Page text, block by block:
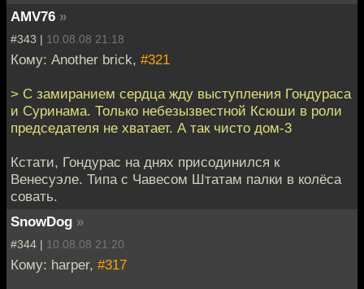
AMV76 »
#343 | 10.08.08 21:18
Кому: Another brick, #321
> С замиранием сердца жду выступления Гондураса
и Суринама. Только небезызвестной Ксюши в роли
председателя не хватает. А так чисто дом-3
Кстати, Гондурас на днях присодинился к
Венесуэле. Типа с Чавесом Штатам палки в колёса
совать.
SnowDog »
#344 | 10.08.08 21:20
Кому: harper, #317